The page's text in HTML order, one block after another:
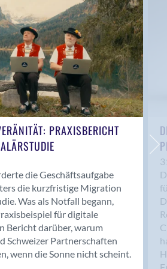
PRAXISBERICHT
die Geschäftsaufgabe
die kurzfristige Migration
Was als Notfall begann,
für digitale
Bericht darüber, warum
Schweizer Partnerschaften
wenn die Sonne nicht scheint.